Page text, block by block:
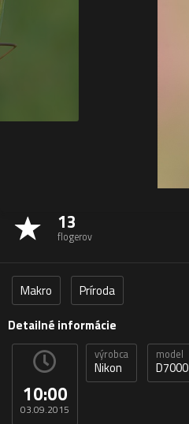
13
flogerov
Makro
Príroda
Detailné informácie
10:00
03.09.2015
výrobca
Nikon
model
D7000